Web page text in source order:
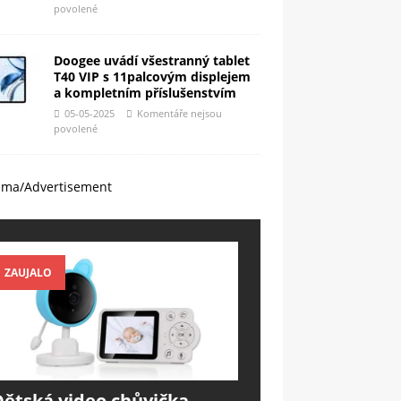
povolené
Doogee uvádí všestranný tablet
T40 VIP s 11palcovým displejem
a kompletním příslušenstvím
05-05-2025
Komentáře nejsou
povolené
Advertisement
ZAUJALO